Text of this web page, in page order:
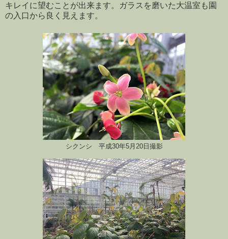
キレイに望むことが出来ます。ガラスを磨いた大温室も園
の入口から良く見えます。
シクンシ 平成30年5月20日撮影